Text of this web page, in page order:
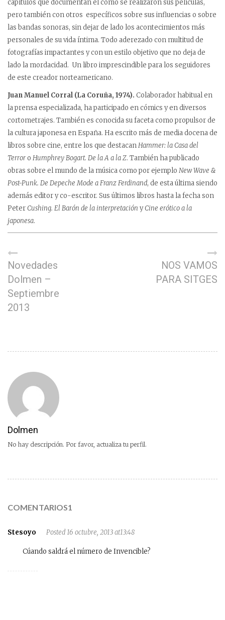
capítulos que documentan el cómo se realizaron sus películas,
pero también con otros específicos sobre sus influencias o sobre
las bandas sonoras, sin dejar de lado los acontecimientos más
personales de su vida íntima. Todo aderezado con multitud de
fotografías impactantes y con un estilo objetivo que no deja de
lado la mordacidad. Un libro imprescindible para los seguidores
de este creador norteamericano.
Juan Manuel Corral (La Coruña, 1974). Colaborador habitual en
la prensa especializada, ha participado en cómics y en diversos
cortometrajes. También es conocida su faceta como propulsor de
la cultura japonesa en España. Ha escrito más de media docena de
libros sobre cine, entre los que destacanHammer: la Casa del
Terroro Humphrey Bogart. De la A a la Z. También ha publicado
obras sobre el mundo de la música como por ejemplo New Wave &
Post-Punk. De Depeche Mode a Franz Ferdinand, de esta última siendo
además editor y co-escritor. Sus últimos libros hasta la fecha son
PeterCushing. El Barón de la interpretación yCine erótico a la
japonesa.
Novedades
Dolmen –
Septiembre
2013
NOS VAMOS
PARA SITGES
Dolmen
No hay descripción. Por favor, actualiza tu perfil.
COMENTARIOS1
Stesoyo Posted 16 octubre, 2013 at13:48
Cúando saldrá el número de Invencible?